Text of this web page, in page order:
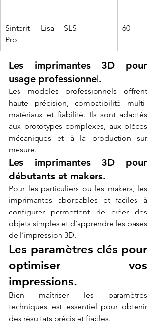
Sinterit Lisa
Pro
SLS 60
Les imprimantes 3D pour
usage professionnel.
Les modèles professionnels offrent
haute précision, compatibilité multi-
matériaux et fiabilité. Ils sont adaptés
aux prototypes complexes, aux pièces
mécaniques et à la production sur
mesure.
Les imprimantes 3D pour
débutants et makers.
Pour les particuliers ou les makers, les
imprimantes abordables et faciles à
configurer permettent de créer des
objets simples et d’apprendre les bases
de l’impression 3D.
Les paramètres clés pour
optimiser vos
impressions.
Bien maîtriser les paramètres
techniques est essentiel pour obtenir
des résultats précis et fiables.